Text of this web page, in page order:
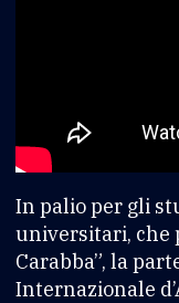
In palio per gli
universitari, che
Carabba”, la
Internazionale